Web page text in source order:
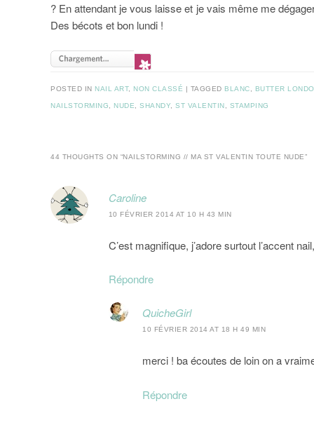
? En attendant je vous laisse et je vais même me
Des bécots et bon lundi !
POSTED IN NAIL ART, NON CLASSÉ | TAGGED BLANC, BUTTER
NAILSTORMING, NUDE,SHANDY,ST VALENTIN, STAMPING
44 THOUGHTS ON “NAILSTORMING // MA ST VALENTIN TOUTE NUDE”
Caroline
10 FÉVRIER 2014 AT 10 H 43 MIN
C’est magnifique, j’adore surtout l’accent
Répondre
QuicheGirl
10 FÉVRIER 2014 AT 18 H 49 MIN
merci ! ba écoutes de loin on a
Répondre